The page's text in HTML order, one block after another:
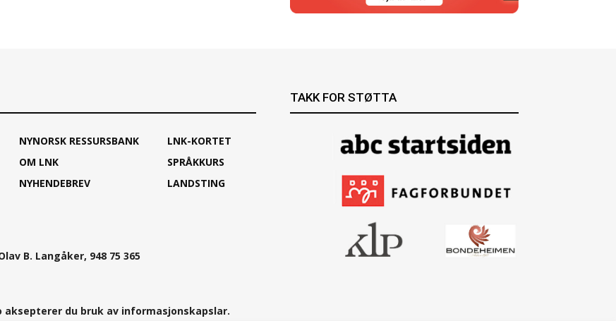
NYNORSK RESSURSBANK
OM LNK
NYHENDEBREV
LNK-KORTET
SPRÅKKURS
LANDSTING
B. Langåker, 948 75 365
aksepterer du bruk av informasjonskapslar.
TAKK FOR STØTTA